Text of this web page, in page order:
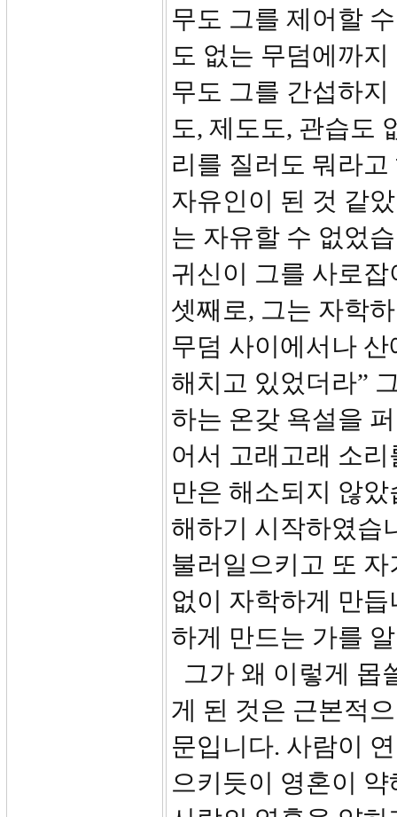
무도 그를 제어할
도 없는 무덤에까
무도 그를 간섭하
도, 제도도, 관습도
리를 질러도 뭐라
자유인이 된 것 같
는 자유할 수 없었
귀신이 그를 사로
셋째로, 그는 자학
무덤 사이에서나
해치고 있었더라”
하는 온갖 욕설을
어서 고래고래 소
만은 해소되지 않
해하기 시작하였습
불러일으키고 또
없이 자학하게 만
하게 만드는 가를
그가 왜 이렇게 몹
게 된 것은 근본적
문입니다. 사람이
으키듯이 영혼이